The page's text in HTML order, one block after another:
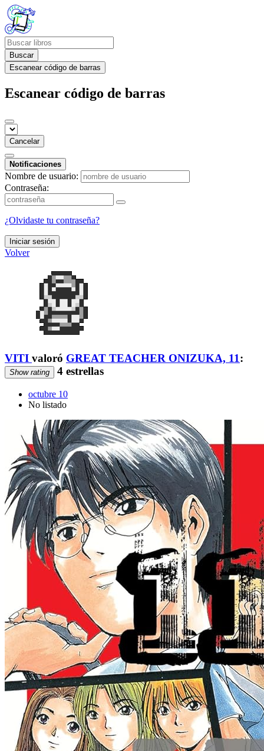
Buscar
Escanear código de barras
Escanear código de barras
Cancelar
Notificaciones
Nombre de usuario:
Contraseña:
¿Olvidaste tu contraseña?
Iniciar sesión
Volver
VITI valoró GREAT TEACHER ONIZUKA, 11:
Show rating 4 estrellas
octubre 10
No listado